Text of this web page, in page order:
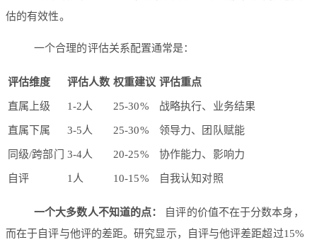
估的有效性。
一个合理的评估关系配置通常是：
评估维度 评估人数 权重建议 评估重点
直属上级 1-2人 25-30% 战略执行、业务结果
直属下属 3-5人 25-30% 领导力、团队赋能
同级/跨部门 3-4人 20-25% 协作能力、影响力
自评 1人 10-15% 自我认知对照
一个大多数人不知道的点：
自评的价值不在于分数本身，
而在于自评与他评的差距。研究显示，自评与他评差距超过15%